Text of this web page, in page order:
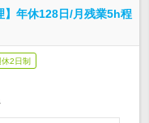
】年休128日/月残業5h程
2日制